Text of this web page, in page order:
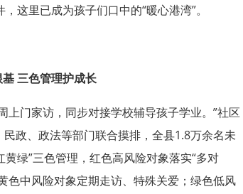
里已成为孩子们口中的“暖心港湾”。
基三色管理护成长‍
上门家访，同步对接学校辅导孩子学业。”社区
政、政法等部门联合摸排，全县1.8万余名未
绿”三色管理，红色高风险对象落实“多对
色中风险对象定期走访、特殊关爱；绿色低风